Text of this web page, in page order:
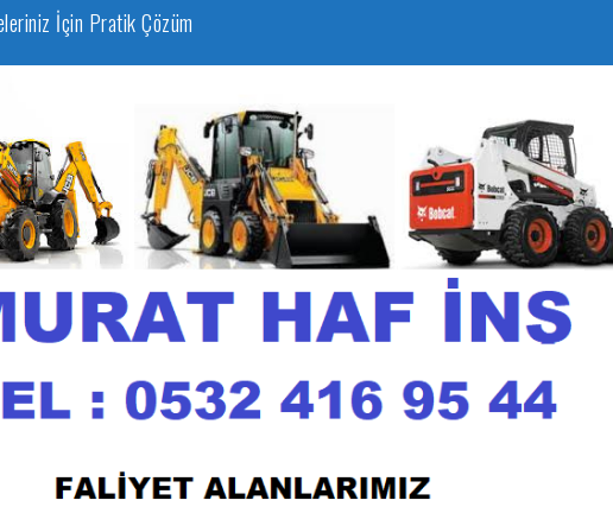
İçin Pratik Çözüm
JCB Kiralama Seçenekleri
Hizmetleri
İhtiyaçlarınız İçin En İyi Seçenek
Fiyatlarla İnşaat ve Hafriyat İşlerinizi Yapın